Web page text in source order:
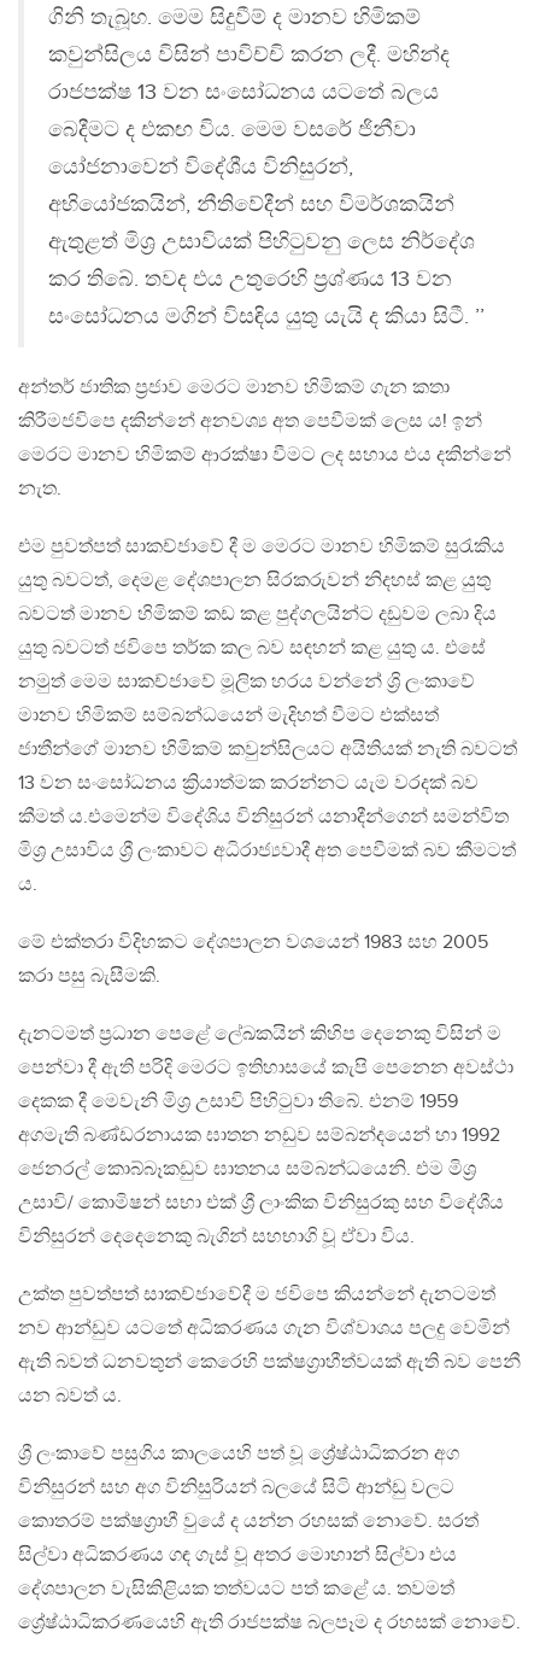
ගිනි තැබූහ. මෙම සිදුවීම් ද මානව හිමිකම්
කවුන්සිලය විසින් පාවිච්චි කරන ලදී. මහින්ද
රාජපක්ෂ 13 වන සංසෝධනය යටතේ බලය
බෙදීමට ද එකඟ විය. මෙම වසරේ ජිනීවා
යෝජනාවෙන් විදේශීය විනිසුරන්,
අභියෝජකයින්, නීතිවේදීන් සහ විමර්ශකයින්
ඇතුළත් මිශ්‍ර උසාවියක් පිහිටුවනු ලෙස නිර්දේශ
කර තිබේ. තවද එය උතුරෙහි ප්‍රශ්ණය 13 වන
සංසෝධනය මගින් විසඳිය යුතු යැයි ද කියා සිටී. ’’
අන්තර් ජාතික ප්‍රජාව මෙරට මානව හිමිකම් ගැන කතා
කිරීමජවිපෙ දකින්නේ අනවශ්‍ය අත පෙවීමක් ලෙස ය! ඉන්
මෙරට මානව හිමිකම් ආරක්ෂා වීමට ලද සහාය එය දකින්නේ
නැත.
එම පුවත්පත් සාකච්ජාවේ දී ම මෙරට මානව හිමිකම් සුරැකිය
යුතු බවටත්, දෙමළ දේශපාලන සිරකරුවන් නිදහස් කළ යුතු
බවටත් මානව හිමිකම් කඩ කළ පුද්ගලයින්ට දඩුවම ලබා දිය
යුතු බවටත් ජවිපෙ තර්ක කල බව සඳහන් කළ යුතු ය. එසේ
නමුත් මෙම සාකච්ජාවේ මූලික හරය වන්නේ ශ්‍රි ලංකාවේ
මානව හිමිකම් සම්බන්ධයෙන් මැදිහත් වීමට එක්සත්
ජාතීන්ගේ මානව හිමිකම් කවුන්සිලයට අයිතියක් නැති බවටත්
13 වන සංසෝධනය ක්‍රියාත්මක කරන්නට යැම වරදක් බව
කීමත් ය‍.එමෙන්ම විදේශිය විනිසුරන් යනාදීන්ගෙන් සමන්විත
මිශ්‍ර උසාවිය ශ්‍රී ලංකාවට අධිරාජ්‍යවාදී අත පෙවීමක් බව කීමටත්
ය.
මේ එක්තරා විදිහකට දේශපාලන වශයෙන් 1983 සහ 2005
කරා පසු බැසීමකි.
දැනටමත් ප්‍රධාන පෙළේ ලේඛකයින් කිහිප දෙනෙකු විසින් ම
පෙන්වා දී ඇති පරිදි මෙරට ඉතිහාසයේ කැපි පෙනෙන අවස්ථා
දෙකක දී මෙවැනි මිශ්‍ර උසාවි පිහිටුවා තිබේ. එනම් 1959
අගමැති බණ්ඩරනායක ඝාතන නඩුව සම්බන්දයෙන් හා 1992
ජෙනරල් කොබ්බෑකඩුව ඝාතනය සම්බන්ධයෙනි. එම මිශ්‍ර
උසාවි/ කොමිෂන් සභා එක් ශ්‍රී ලාංකික විනිසුරකු සහ විදේශීය
විනිසුරන් දෙදෙනෙකු බැගින් සහභාගි වූ ඒවා විය.
උක්ත පුවත්පත් සාකච්ජාවේදී ම ජවිපෙ කියන්නේ දැනටමත්
නව ආන්ඩුව යටතේ අධිකරණය ගැන විශ්වාශය පලදු වෙමින්
ඇති බවත් ධනවතුන් කෙරෙහි පක්ෂග්‍රාහීත්වයක් ඇති බව පෙනී
යන බවත් ය‍.
ශ්‍රී ලංකාවේ පසුගිය කාලයෙහි පත් වූ ශ්‍රේෂ්ඨාධිකරන අග
විනිසුරන් සහ අග විනිසුරියන් බලයේ සිටි ආන්ඩු වලට
කොතරම් පක්ෂග්‍රාහී වුයේ ද යන්න රහසක් නොවේ. සරත්
සිල්වා අධිකරණය ගඳ ගැස් වූ අතර මොහාන් සිල්වා එය
දේශපාලන වැසිකිළියක තත්වයට පත් කළේ ය. තවමත්
ශ්‍රේෂ්ඨාධිකරණයෙහි ඇති රාජපක්ෂ බලපෑම ද රහසක් නොවේ.